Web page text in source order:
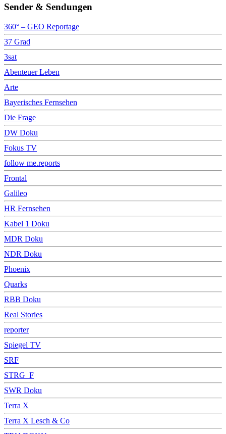
Sender & Sendungen
360° – GEO Reportage
37 Grad
3sat
Abenteuer Leben
Arte
Bayerisches Fernsehen
Die Frage
DW Doku
Fokus TV
follow me.reports
Frontal
Galileo
HR Fernsehen
Kabel 1 Doku
MDR Doku
NDR Doku
Phoenix
Quarks
RBB Doku
Real Stories
reporter
Spiegel TV
SRF
STRG_F
SWR Doku
Terra X
Terra X Lesch & Co